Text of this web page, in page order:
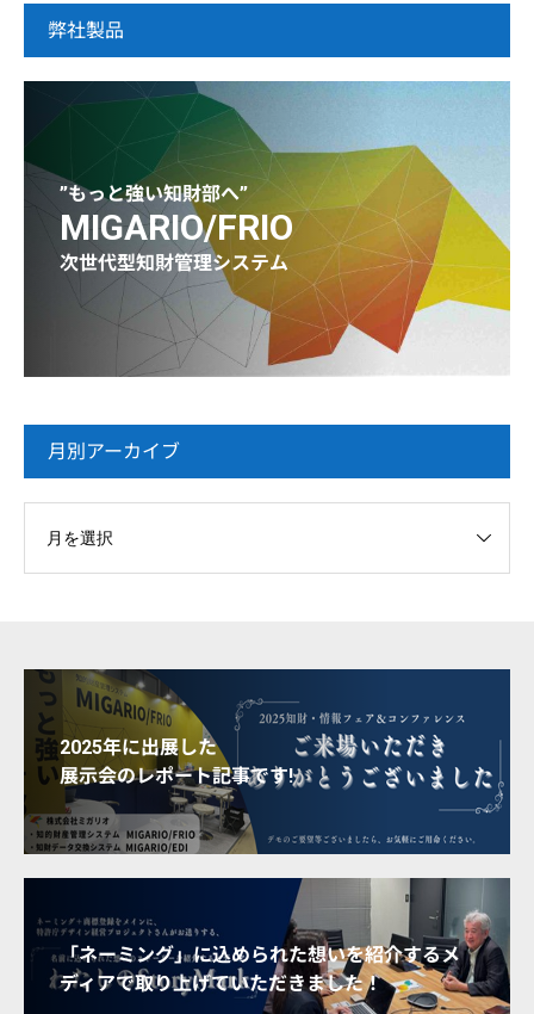
弊社製品
”もっと強い知財部へ”
MIGARIO/FRIO
次世代型知財管理システム
月別アーカイブ
2025年に出展した
展示会のレポート記事です!
「ネーミング」に込められた想いを紹介するメ
ディアで取り上げていただきました！